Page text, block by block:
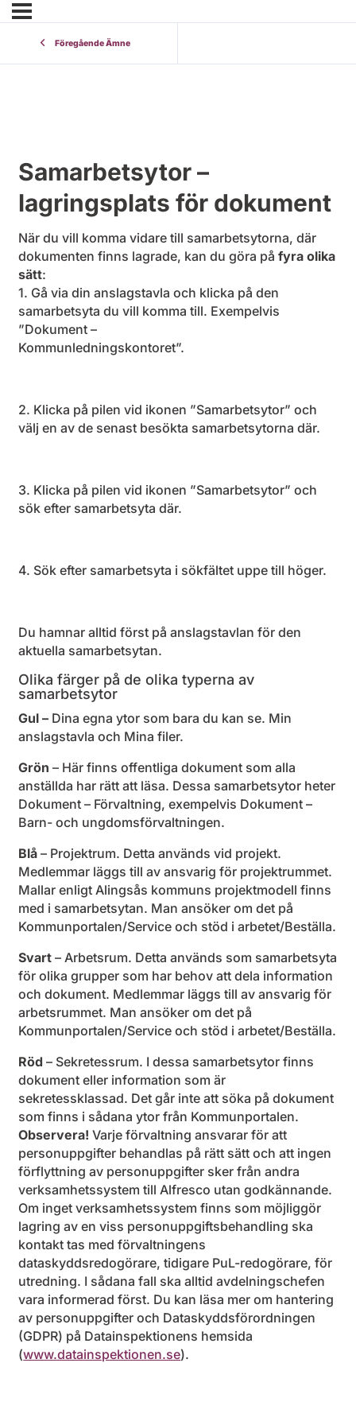
Föregående Ämne
Samarbetsytor –
lagringsplats för dokument
När du vill komma vidare till samarbetsytorna, där
dokumenten finns lagrade, kan du göra på fyra olika
sätt:
1. Gå via din anslagstavla och klicka på den
samarbetsyta du vill komma till. Exempelvis
”Dokument –
Kommunledningskontoret”.
2. Klicka på pilen vid ikonen ”Samarbetsytor” och
välj en av de senast besökta samarbetsytorna där.
3. Klicka på pilen vid ikonen ”Samarbetsytor” och
sök efter samarbetsyta där.
4. Sök efter samarbetsyta i sökfältet uppe till höger.
Du hamnar alltid först på anslagstavlan för den
aktuella samarbetsytan.
Olika färger på de olika typerna av
samarbetsytor
Gul – Dina egna ytor som bara du kan se. Min
anslagstavla och Mina filer.
Grön – Här finns offentliga dokument som alla
anställda har rätt att läsa. Dessa samarbetsytor heter
Dokument – Förvaltning, exempelvis Dokument –
Barn- och ungdomsförvaltningen.
Blå – Projektrum. Detta används vid projekt.
Medlemmar läggs till av ansvarig för projektrummet.
Mallar enligt Alingsås kommuns projektmodell finns
med i samarbetsytan. Man ansöker om det på
Kommunportalen/Service och stöd i arbetet/Beställa.
Svart – Arbetsrum. Detta används som samarbetsyta
för olika grupper som har behov att dela information
och dokument. Medlemmar läggs till av ansvarig för
arbetsrummet. Man ansöker om det på
Kommunportalen/Service och stöd i arbetet/Beställa.
Röd – Sekretessrum. I dessa samarbetsytor finns
dokument eller information som är
sekretessklassad. Det går inte att söka på dokument
som finns i sådana ytor från Kommunportalen.
Observera! Varje förvaltning ansvarar för att
personuppgifter behandlas på rätt sätt och att ingen
förflyttning av personuppgifter sker från andra
verksamhetssystem till Alfresco utan godkännande.
Om inget verksamhetssystem finns som möjliggör
lagring av en viss personuppgiftsbehandling ska
kontakt tas med förvaltningens
dataskyddsredogörare, tidigare PuL-redogörare, för
utredning. I sådana fall ska alltid avdelningschefen
vara informerad först. Du kan läsa mer om hantering
av personuppgifter och Dataskyddsförordningen
(GDPR) på Datainspektionens hemsida
(www.datainspektionen.se).